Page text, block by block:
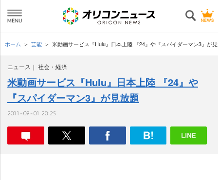
ホーム 芸能 米動画サービス『Hulu』日本上陸 『24』や『スパイダーマン3』が
ニュース 社会・経済
米動画サービス『Hulu』日本上陸 『24』
『スパイダーマン3』が見放題
2011-09-01 20:25